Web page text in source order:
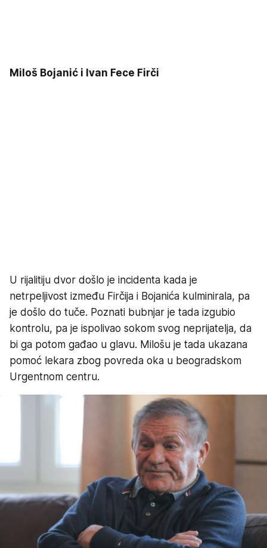
Miloš Bojanić i Ivan Fece Firči
U rijalitiju dvor došlo je incidenta kada je
netrpeljivost između Firčija i Bojanića kulminirala, pa
je došlo do tuče. Poznati bubnjar je tada izgubio
kontrolu, pa je ispolivao sokom svog neprijatelja, da
bi ga potom gađao u glavu. Milošu je tada ukazana
pomoć lekara zbog povreda oka u beogradskom
Urgentnom centru.